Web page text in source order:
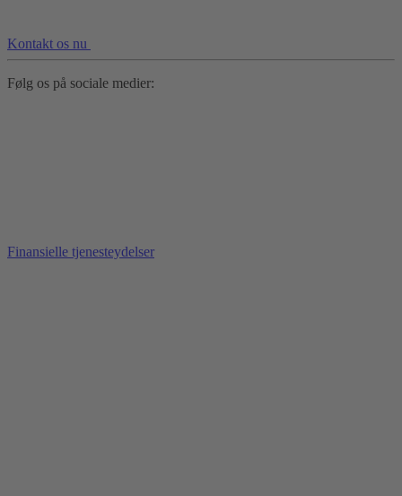
Kontakt os nu
Følg os på sociale medier:
Finansielle tjenesteydelser